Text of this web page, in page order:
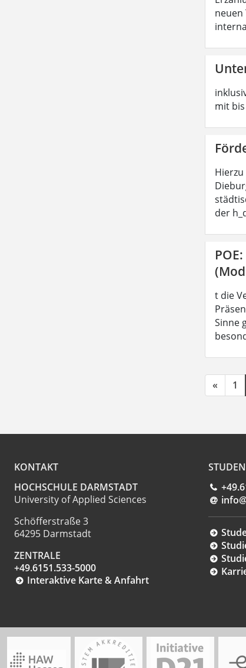
neuen
mit
der
t die
Sinne
« 1
KONTAKT
HOCHSCHULE DARMSTADT
University of Applied Sciences
Schöfferstraße 3
64295 Darmstadt
ZENTRALE
+49.6151.533-5000
Interaktive Karte & Anfahrt